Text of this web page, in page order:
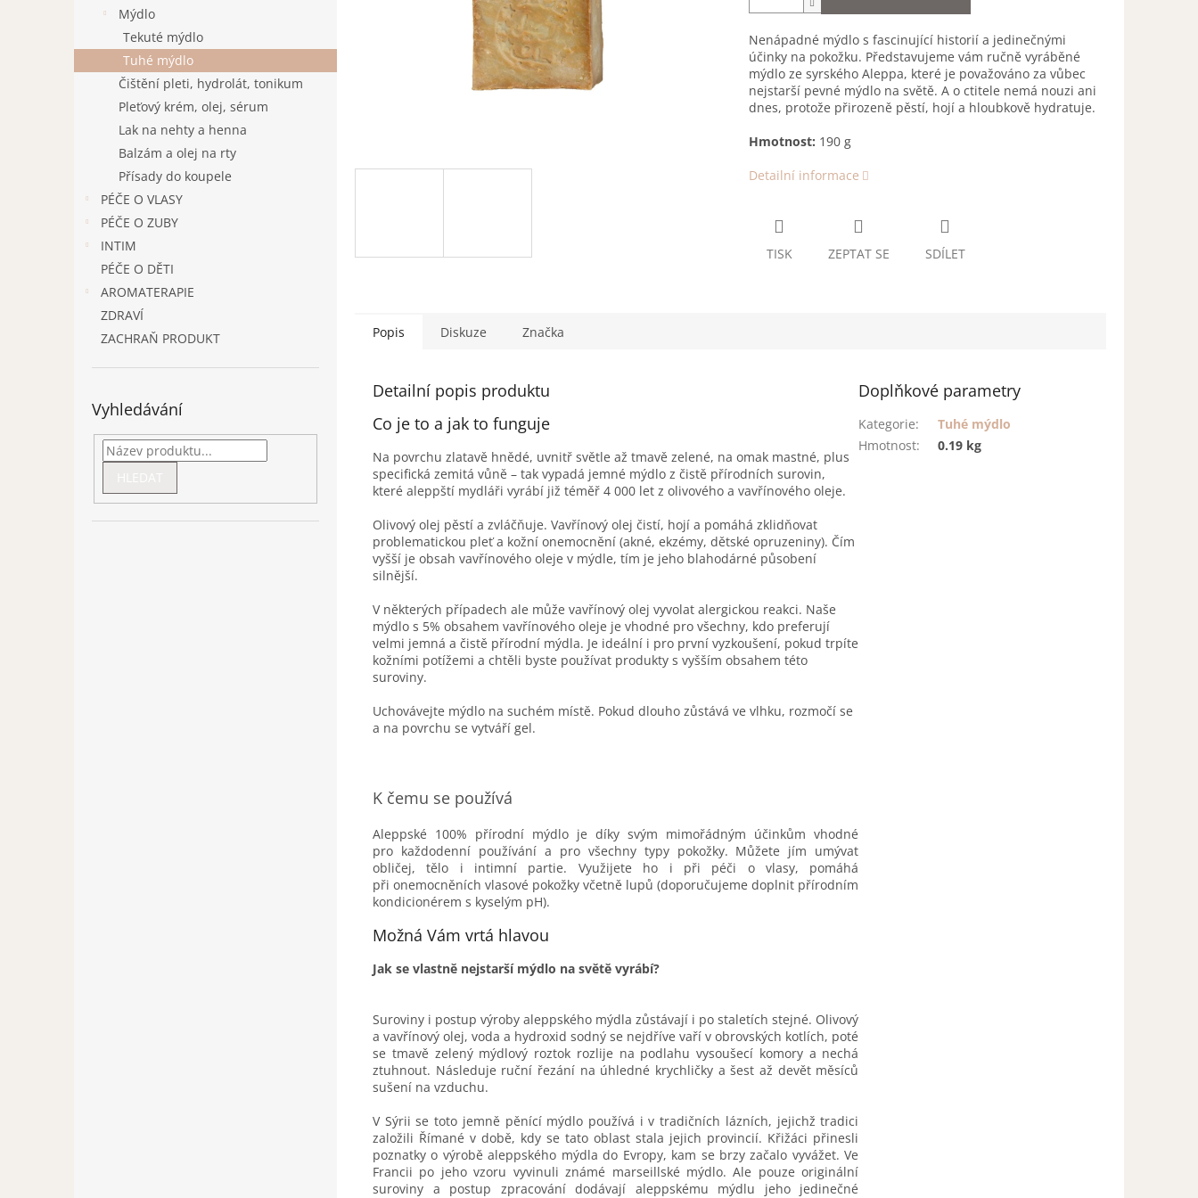
l
Mýdlo
Tekuté mýdlo
Tuhé mýdlo
Čištění pleti, hydrolát, tonikum
Pleťový krém, olej, sérum
Lak na nehty a henna
Balzám a olej na rty
Přísady do koupele
PÉČE O VLASY
PÉČE O ZUBY
INTIM
PÉČE O DĚTI
AROMATERAPIE
ZDRAVÍ
ZACHRAŇ PRODUKT
Vyhledávání
Nenápadné mýdlo s fascinující historií a jedinečnými
účinky na pokožku. Představujeme vám ručně vyráběné
mýdlo ze syrského Aleppa, které je považováno za vůbec
nejstarší pevné mýdlo na světě. A o ctitele nemá nouzi ani
dnes, protože přirozeně pěstí, hojí a hloubkově hydratuje.
Hmotnost: 190 g
Detailní informace
TISK ZEPTAT SE SDÍLET
Popis Diskuze Značka
Detailní popis produktu
Co je to a jak to funguje
Na povrchu zlatavě hnědé, uvnitř světle až tmavě zelené, na omak mastné, plus
specifická zemitá vůně – tak vypadá jemné mýdlo z čistě přírodních surovin,
které aleppští mydláři vyrábí již téměř 4 000 let z olivového a vavřínového oleje.
Olivový olej pěstí a zvláčňuje. Vavřínový olej čistí, hojí a pomáhá zklidňovat
problematickou pleť a kožní onemocnění (akné, ekzémy, dětské opruzeniny). Čím
vyšší je obsah vavřínového oleje v mýdle, tím je jeho blahodárné působení
silnější.
V některých případech ale může vavřínový olej vyvolat alergickou reakci. Naše
mýdlo s 5% obsahem vavřínového oleje je vhodné pro všechny, kdo preferují
velmi jemná a čistě přírodní mýdla. Je ideální i pro první vyzkoušení, pokud trpíte
kožními potížemi a chtěli byste používat produkty s vyšším obsahem této
suroviny.
Uchovávejte mýdlo na suchém místě. Pokud dlouho zůstává ve vlhku, rozmočí se
a na povrchu se vytváří gel.
K čemu se používá
Aleppské 100% přírodní mýdlo je díky svým mimořádným účinkům vhodné
pro každodenní používání a pro všechny typy pokožky. Můžete jím umývat
obličej, tělo i intimní partie. Využijete ho i při péči o vlasy, pomáhá
při onemocněních vlasové pokožky včetně lupů (doporučujeme doplnit přírodním
kondicionérem s kyselým pH).
Možná Vám vrtá hlavou
Jak se vlastně nejstarší mýdlo na světě vyrábí?
Suroviny i postup výroby aleppského mýdla zůstávají i po staletích stejné. Olivový
a vavřínový olej, voda a hydroxid sodný se nejdříve vaří v obrovských kotlích, poté
se tmavě zelený mýdlový roztok rozlije na podlahu vysoušecí komory a nechá
ztuhnout. Následuje ruční řezání na úhledné krychličky a šest až devět měsíců
sušení na vzduchu.
V Sýrii se toto jemně pěnící mýdlo používá i v tradičních lázních, jejichž tradici
založili Římané v době, kdy se tato oblast stala jejich provincií. Křižáci přinesli
poznatky o výrobě aleppského mýdla do Evropy, kam se brzy začalo vyvážet. Ve
Francii po jeho vzoru vyvinuli známé marseillské mýdlo. Ale pouze originální
suroviny a postup zpracování dodávají aleppskému mýdlu jeho jedinečné
Doplňkové parametry
Kategorie:
Tuhé mýdlo
Hmotnost: 0.19 kg